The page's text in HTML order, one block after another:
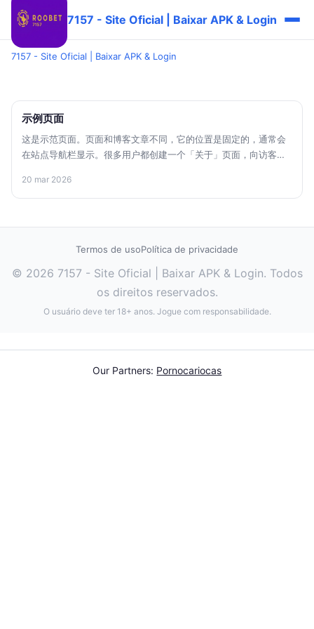
7157 - Site Oficial | Baixar APK & Login
7157 - Site Oficial | Baixar APK & Login
示例页面
这是示范页面。页面和博客文章不同，它的位置是固定的，通常会
在站点导航栏显示。很多用户都创建一个「关于」页面，向访客介
负的魔术师，这是我的网站。 我住在北京，养了一只名叫二哈的小
狗。 我平时喜欢喝可乐，还有遛狗。 ……或这个： XYZ
两千名员工，对魔都政府税收有着巨大贡献。 而您，作为一位
面，然后创建包含您自己内容的新页面。祝您使用愉快！
20 mar 2026
Termos de usoPolítica de privacidade
© 2026 7157 - Site Oficial | Baixar APK & Login. Todos
os direitos reservados.
O usuário deve ter 18+ anos. Jogue com responsabilidade.
Our Partners: Pornocariocas